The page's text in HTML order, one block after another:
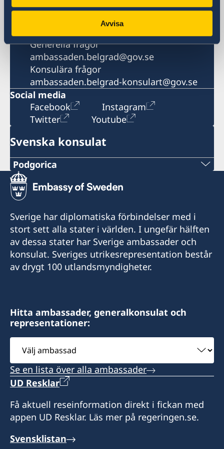
Avvisa
Fax
+381 11 20 69 250
E-postadress
Generella frågor
ambassaden.belgrad@gov.se
Konsulära frågor
ambassaden.belgrad-konsulart@gov.se
Social media
Facebook
Instagram
Twitter
Youtube
Svenska konsulat
Podgorica
Telefonnummer
+382 20 22 97 30
Epost adress
info@lawoffice-vujacic.com
Faxnummer
Law Office Vujačić
Bulevar Ivana Crnojevica 56/2
I-st floor Lamela A
81000 Podgorica
Montenegro
Måndag-fredag kl. 09.00-13.00
Svenska medborgare i behov av hjälp kan
Sverige har diplomatiska förbindelser med i
stort sett alla stater i världen. I ungefär hälften
av dessa stater har Sverige ambassader och
konsulat. Sveriges utrikesrepresentation består
av drygt 100 utlandsmyndigheter.
Hitta ambassader, generalkonsulat och
representationer:
Välj
ambassad
Se en lista över alla ambassader
UD Resklar
Få aktuell reseinformation direkt i fickan med
appen UD Resklar. Läs mer på regeringen.se.
Svensklistan